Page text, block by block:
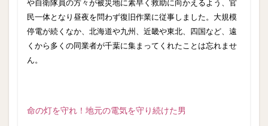
や自衛隊員の方々が被災地に素早く救助に向かえるよう、官
民一体となり昼夜を問わず復旧作業に従事しました。大規模
停電が続くなか、北海道や九州、近畿や東北、四国など、遠
くから多くの同業者が千葉に集まってくれたことは忘れませ
ん。
命の灯を守れ！地元の電気を守り続けた男